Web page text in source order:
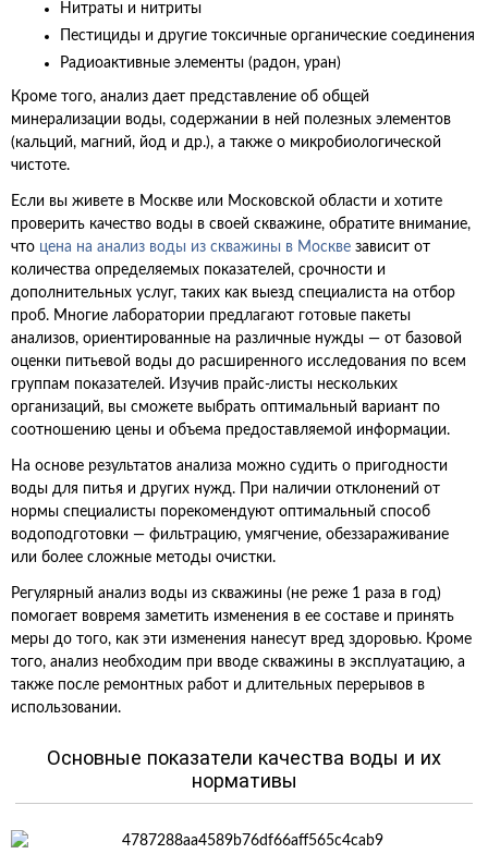
Нитраты и нитриты
Пестициды и другие токсичные органические соединения
Радиоактивные элементы (радон, уран)
Кроме того, анализ дает представление об общей
минерализации воды, содержании в ней полезных элементов
(кальций, магний, йод и др.), а также о микробиологической
чистоте.
Если вы живете в Москве или Московской области и хотите
проверить качество воды в своей скважине, обратите внимание,
что цена на анализ воды из скважины в Москве зависит от
количества определяемых показателей, срочности и
дополнительных услуг, таких как выезд специалиста на отбор
проб. Многие лаборатории предлагают готовые пакеты
анализов, ориентированные на различные нужды — от базовой
оценки питьевой воды до расширенного исследования по всем
группам показателей. Изучив прайс-листы нескольких
организаций, вы сможете выбрать оптимальный вариант по
соотношению цены и объема предоставляемой информации.
На основе результатов анализа можно судить о пригодности
воды для питья и других нужд. При наличии отклонений от
нормы специалисты порекомендуют оптимальный способ
водоподготовки — фильтрацию, умягчение, обеззараживание
или более сложные методы очистки.
Регулярный анализ воды из скважины (не реже 1 раза в год)
помогает вовремя заметить изменения в ее составе и принять
меры до того, как эти изменения нанесут вред здоровью. Кроме
того, анализ необходим при вводе скважины в эксплуатацию, а
также после ремонтных работ и длительных перерывов в
использовании.
Основные показатели качества воды и их
нормативы